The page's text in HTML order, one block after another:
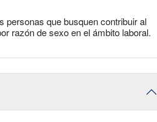
personas que busquen contribuir al
razón de sexo en el ámbito laboral.